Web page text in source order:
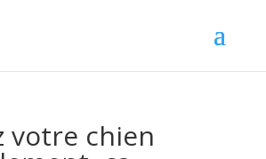
votre chien